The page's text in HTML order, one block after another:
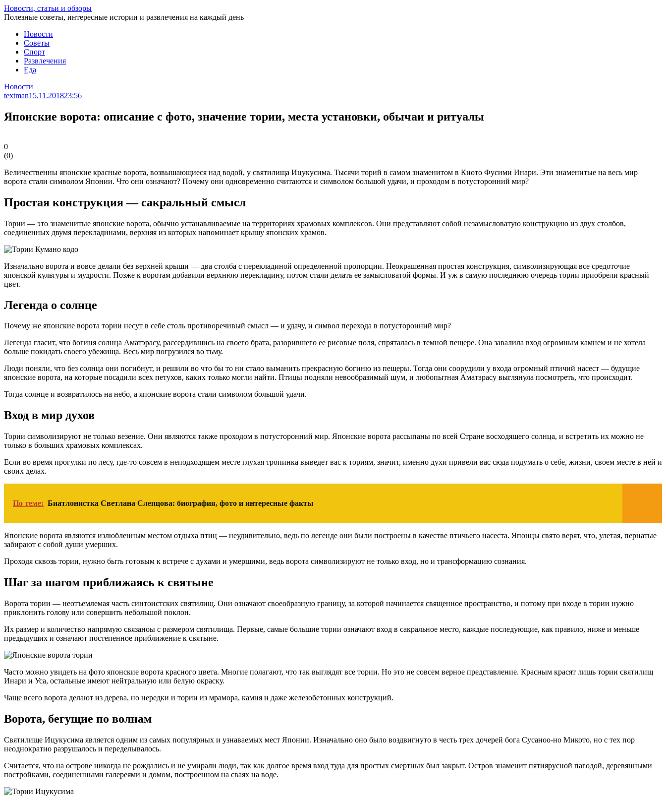
Перейти
к
Новости, статьи и обзоры
Полезные советы, интересные истории и развлечения на каждый день
Новости
Советы
Спорт
Развлечения
Еда
Новости
textman15.11.201823:56
Японские ворота: описание с фото, значение тории, места установки, обычаи и ритуалы
0
(0)
Величественны японские красные ворота, возвышающиеся над водой, у святилища Ицукусима. Тысячи торий в самом знаменитом в Киото Фусими Инари. Эти знаменитые на весь мир
ворота стали символом Японии. Что они означают? Почему они одновременно считаются и символом большой удачи, и проходом в потусторонний мир?
Простая конструкция — сакральный смысл
Тории — это знаменитые японские ворота, обычно устанавливаемые на территориях храмовых комплексов. Они представляют собой незамысловатую конструкцию из двух столбов,
соединенных двумя перекладинами, верхняя из которых напоминает крышу японских храмов.
Изначально ворота и вовсе делали без верхней крыши — два столба с перекладиной определенной пропорции. Неокрашенная простая конструкция, символизирующая все средоточие
японской культуры и мудрости. Позже к воротам добавили верхнюю перекладину, потом стали делать ее замысловатой формы. И уж в самую последнюю очередь тории приобрели красный
цвет.
Легенда о солнце
Почему же японские ворота тории несут в себе столь противоречивый смысл — и удачу, и символ перехода в потусторонний мир?
Легенда гласит, что богиня солнца Аматэрасу, рассердившись на своего брата, разорившего ее рисовые поля, спряталась в темной пещере. Она завалила вход огромным камнем и не хотела
больше покидать своего убежища. Весь мир погрузился во тьму.
Люди поняли, что без солнца они погибнут, и решили во что бы то ни стало выманить прекрасную богиню из пещеры. Тогда они соорудили у входа огромный птичий насест — будущие
японские ворота, на которые посадили всех петухов, каких только могли найти. Птицы подняли невообразимый шум, и любопытная Аматэрасу выглянула посмотреть, что происходит.
Тогда солнце и возвратилось на небо, а японские ворота стали символом большой удачи.
Вход в мир духов
Тории символизируют не только везение. Они являются также проходом в потусторонний мир. Японские ворота рассыпаны по всей Стране восходящего солнца, и встретить их можно не
только в больших храмовых комплексах.
Если во время прогулки по лесу, где-то совсем в неподходящем месте глухая тропинка выведет вас к ториям, значит, именно духи привели вас сюда подумать о себе, жизни, своем месте в ней и
своих делах.
По теме: Биатлонистка Светлана Слепцова: биография, фото и интересные факты
Японские ворота являются излюбленным местом отдыха птиц — неудивительно, ведь по легенде они были построены в качестве птичьего насеста. Японцы свято верят, что, улетая, пернатые
забирают с собой души умерших.
Проходя сквозь тории, нужно быть готовым к встрече с духами и умершими, ведь ворота символизируют не только вход, но и трансформацию сознания.
Шаг за шагом приближаясь к святыне
Ворота тории — неотъемлемая часть синтоистских святилищ. Они означают своеобразную границу, за которой начинается священное пространство, и потому при входе в тории нужно
приклонить голову или совершить небольшой поклон.
Их размер и количество напрямую связаноы с размером святилища. Первые, самые большие тории означают вход в сакральное место, каждые последующие, как правило, ниже и меньше
предыдущих и означают постепенное приближение к святыне.
Часто можно увидеть на фото японские ворота красного цвета. Многие полагают, что так выглядят все тории. Но это не совсем верное представление. Красным красят лишь тории святилищ
Инари и Уса, остальные имеют нейтральную или белую окраску.
Чаще всего ворота делают из дерева, но нередки и тории из мрамора, камня и даже железобетонных конструкций.
Ворота, бегущие по волнам
Святилище Ицукусима является одним из самых популярных и узнаваемых мест Японии. Изначально оно было воздвигнуто в честь трех дочерей бога Сусаноо-но Микото, но с тех пор
неоднократно разрушалось и переделывалось.
Считается, что на острове никогда не рождались и не умирали люди, так как долгое время вход туда для простых смертных был закрыт. Остров знаменит пятиярусной пагодой, деревянными
постройками, соединенными галереями и домом, построенном на сваях на воде.